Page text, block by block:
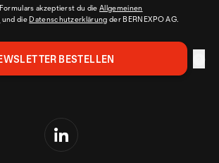
akzeptierst du dieAllgemeinen
und die Datenschutzerklärung der BERNEXPO AG.